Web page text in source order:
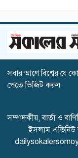
সবার আগে বিশ্বের যে
পেতে ভিজিট করুন
সম্পাদকীয়, বার্তা ও
ইসলাম এভিনিউ